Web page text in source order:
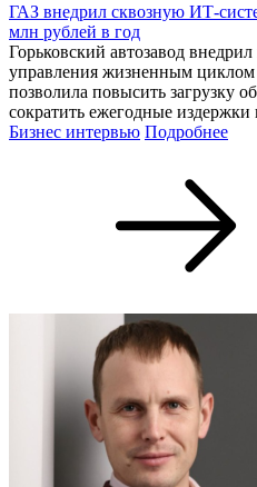
ГАЗ внедрил сквозную ИТ-
млн рублей в год
Горьковский автозавод
управления жизненным циклом
позволила повысить загрузку
сократить ежегодные издержки
Бизнес интервью Подробнее